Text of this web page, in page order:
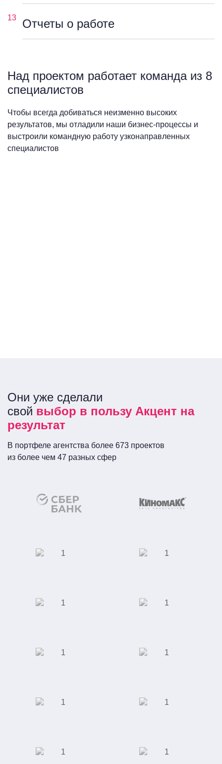
13 Отчеты о работе
Над проектом работает команда из 8
специалистов
Чтобы всегда добиваться неизменно высоких
результатов, мы отладили наши бизнес-процессы и
выстроили командную работу узконаправленных
специалистов
Они уже сделали
свой выбор в пользу Акцент на
результат
В портфеле агентства более 673 проектов
из более чем 47 разных сфер